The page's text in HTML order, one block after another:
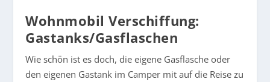
Wohnmobil Verschiffung:
Gastanks/Gasflaschen
Wie schön ist es doch, die eigene Gasflasche oder
den eigenen Gastank im Camper mit auf die Reise zu